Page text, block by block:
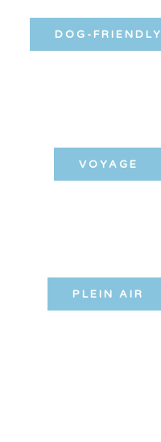
DOG-FRIENDLY
VOYAGE
PLEIN AIR